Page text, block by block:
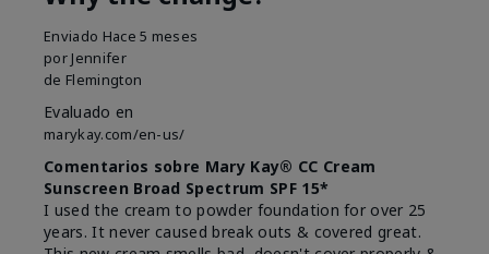
Enviado Hace 5 meses
por Jennifer
de Flemington
Evaluado en
marykay.com/en-us/
Comentarios sobre Mary Kay® CC Cream
Sunscreen Broad Spectrum SPF 15*
I used the cream to powder foundation for over 25
years. It never caused break outs & covered great.